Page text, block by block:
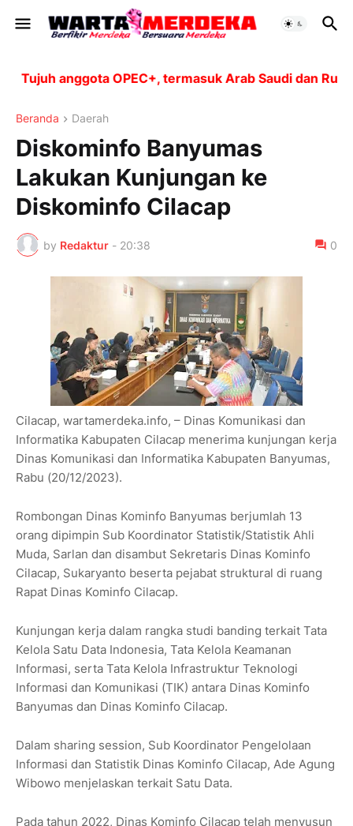
anggota OPEC+, termasuk Arab Saudi dan Rusia,
Beranda Daerah
Diskominfo Banyumas
Lakukan Kunjungan ke
Diskominfo Cilacap
by Redaktur - 20:38 0
Cilacap, wartamerdeka.info, – Dinas Komunikasi dan
Informatika Kabupaten Cilacap menerima kunjungan kerja
Dinas Komunikasi dan Informatika Kabupaten Banyumas,
Rabu (20/12/2023).
Rombongan Dinas Kominfo Banyumas berjumlah 13
orang dipimpin Sub Koordinator Statistik/Statistik Ahli
Muda, Sarlan dan disambut Sekretaris Dinas Kominfo
Cilacap, Sukaryanto beserta pejabat struktural di ruang
Rapat Dinas Kominfo Cilacap.
Kunjungan kerja dalam rangka studi banding terkait Tata
Kelola Satu Data Indonesia, Tata Kelola Keamanan
Informasi, serta Tata Kelola Infrastruktur Teknologi
Informasi dan Komunikasi (TIK) antara Dinas Kominfo
Banyumas dan Dinas Kominfo Cilacap.
Dalam sharing session, Sub Koordinator Pengelolaan
Informasi dan Statistik Dinas Kominfo Cilacap, Ade Agung
Wibowo menjelaskan terkait Satu Data.
Pada tahun 2022, Dinas Kominfo Cilacap telah menyusun